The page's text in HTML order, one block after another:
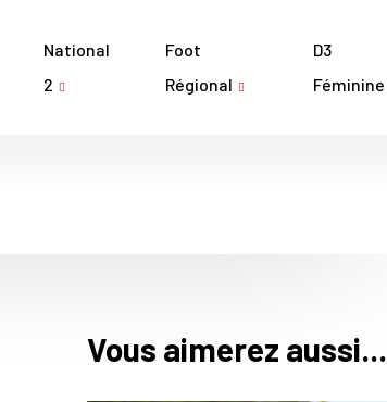
National
2
Foot
Régional
D3
Féminine
Vous aimerez aussi...